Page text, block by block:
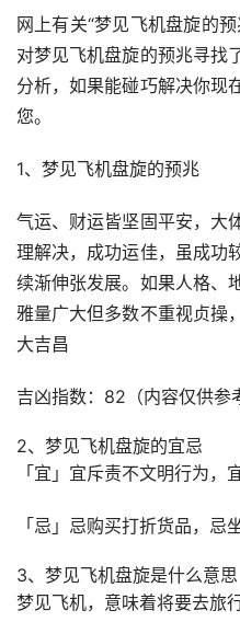
网上有关“梦见飞机盘旋的
对梦见飞机盘旋的预兆寻找
分析，如果能碰巧解决你现
您。
1、梦见飞机盘旋的预兆
气运、财运皆坚固平安，大
理解决，成功运佳，虽成功
续渐伸张发展。如果人格、
雅量广大但多数不重视贞操
大吉昌
吉凶指数：82（内容仅供参
2、梦见飞机盘旋的宜忌
「宜」宜斥责不文明行为，
「忌」忌购买打折货品，忌
3、梦见飞机盘旋是什么意思
梦见飞机，意味着将要去旅